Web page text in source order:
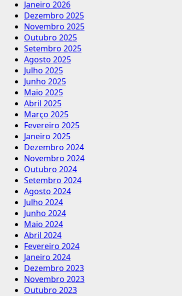
Juros
e
a
Reforma
Tributária
Progressiva
Janeiro 2026
Dezembro 2025
Novembro 2025
Outubro 2025
Setembro 2025
Agosto 2025
Julho 2025
Junho 2025
Maio 2025
Abril 2025
Março 2025
Fevereiro 2025
Janeiro 2025
Dezembro 2024
Novembro 2024
Outubro 2024
Setembro 2024
Agosto 2024
Julho 2024
Junho 2024
Maio 2024
Abril 2024
Fevereiro 2024
Janeiro 2024
Dezembro 2023
Novembro 2023
Outubro 2023